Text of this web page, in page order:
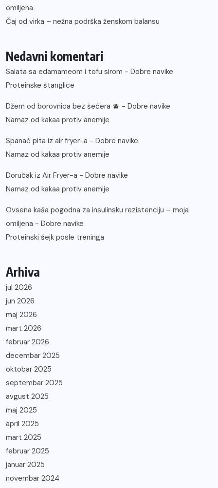
omiljena
Čaj od virka – nežna podrška ženskom balansu
Nedavni komentari
Salata sa edamameom i tofu sirom - Dobre navike
Proteinske štanglice
Džem od borovnica bez šećera 🫐 - Dobre navike
Namaz od kakaa protiv anemije
Spanać pita iz air fryer-a - Dobre navike
Namaz od kakaa protiv anemije
Doručak iz Air Fryer-a - Dobre navike
Namaz od kakaa protiv anemije
Ovsena kaša pogodna za insulinsku rezistenciju – moja
omiljena - Dobre navike
Proteinski šejk posle treninga
Arhiva
jul 2026
jun 2026
maj 2026
mart 2026
februar 2026
decembar 2025
oktobar 2025
septembar 2025
avgust 2025
maj 2025
april 2025
mart 2025
februar 2025
januar 2025
novembar 2024